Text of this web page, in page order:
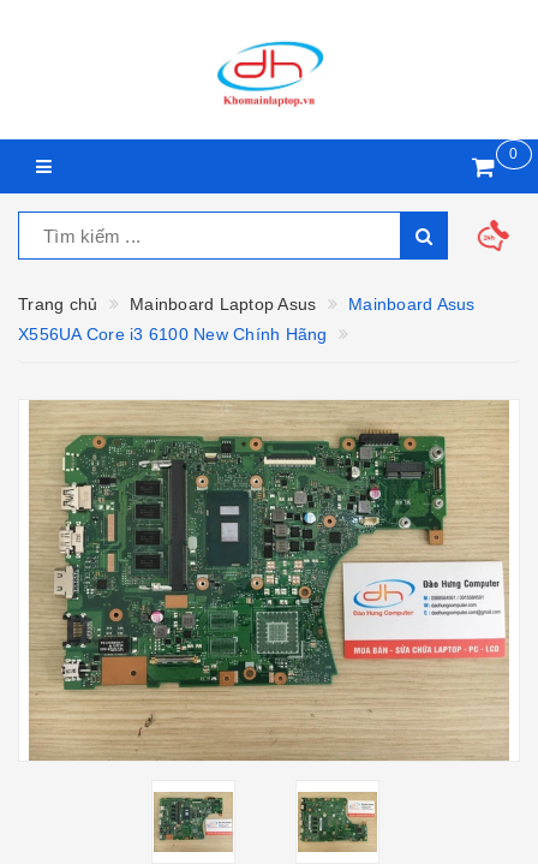
0
Trang chủ Mainboard Laptop Asus
Mainboard Asus
X556UA Core i3 6100 New Chính Hãng